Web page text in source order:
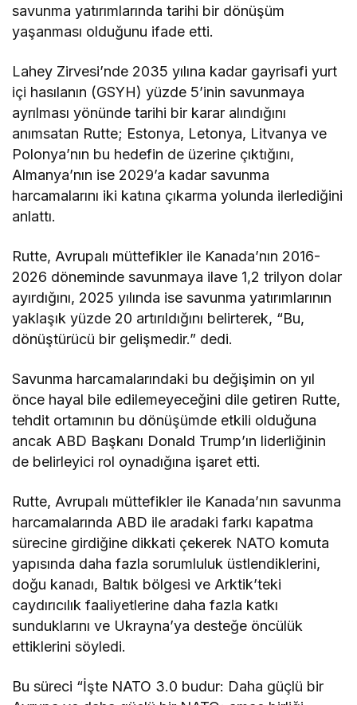
savunma yatırımlarında tarihi bir dönüşüm
yaşanması olduğunu ifade etti.
Lahey Zirvesi’nde 2035 yılına kadar gayrisafi yurt
içi hasılanın (GSYH) yüzde 5’inin savunmaya
ayrılması yönünde tarihi bir karar alındığını
anımsatan Rutte; Estonya, Letonya, Litvanya ve
Polonya’nın bu hedefin de üzerine çıktığını,
Almanya’nın ise 2029’a kadar savunma
harcamalarını iki katına çıkarma yolunda ilerlediğini
anlattı.
Rutte, Avrupalı müttefikler ile Kanada’nın 2016-
2026 döneminde savunmaya ilave 1,2 trilyon dolar
ayırdığını, 2025 yılında ise savunma yatırımlarının
yaklaşık yüzde 20 artırıldığını belirterek, “Bu,
dönüştürücü bir gelişmedir.” dedi.
Savunma harcamalarındaki bu değişimin on yıl
önce hayal bile edilemeyeceğini dile getiren Rutte,
tehdit ortamının bu dönüşümde etkili olduğuna
ancak ABD Başkanı Donald Trump’ın liderliğinin
de belirleyici rol oynadığına işaret etti.
Rutte, Avrupalı müttefikler ile Kanada’nın savunma
harcamalarında ABD ile aradaki farkı kapatma
sürecine girdiğine dikkati çekerek NATO komuta
yapısında daha fazla sorumluluk üstlendiklerini,
doğu kanadı, Baltık bölgesi ve Arktik’teki
caydırıcılık faaliyetlerine daha fazla katkı
sunduklarını ve Ukrayna’ya desteğe öncülük
ettiklerini söyledi.
Bu süreci “İşte NATO 3.0 budur: Daha güçlü bir